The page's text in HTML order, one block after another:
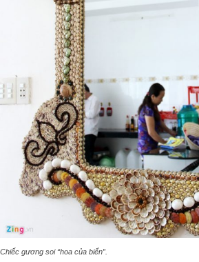
Chiếc gương soi “hoa của biển”.